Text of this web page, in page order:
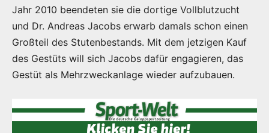
Jahr 2010 beendeten sie die dortige Vollblutzucht
und Dr. Andreas Jacobs erwarb damals schon einen
Großteil des Stutenbestands. Mit dem jetzigen Kauf
des Gestüts will sich Jacobs dafür engagieren, das
Gestüt als Mehrzweckanlage wieder aufzubauen.